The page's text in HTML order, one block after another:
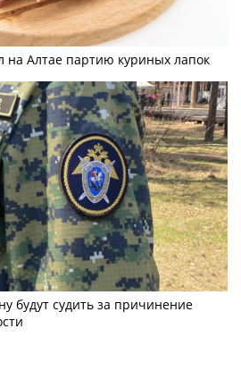
на Алтае партию куриных лапок
будут судить за причинение